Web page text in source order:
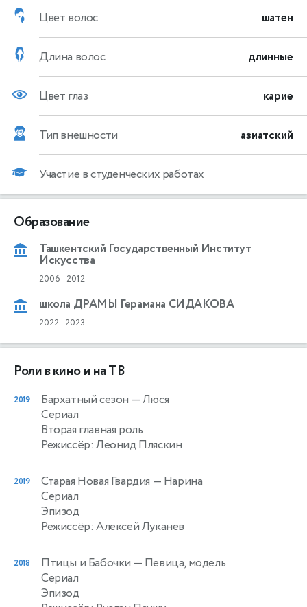
Цвет волос шатен
Длина волос длинные
Цвет глаз карие
Тип внешности азиатский
Участие в студенческих работах
Образование
Ташкентский Государственный Институт
Искусства
2006 - 2012
школа ДРАМЫ Герамана СИДАКОВА
2022- 2023
Роли в кино и на ТВ
2019 Бархатный сезон — Люся
Сериал
Вторая главная роль
Режиссёр: Леонид Пляскин
2019 Старая Новая Гвардия — Нарина
Сериал
Эпизод
Режиссёр: Алексей Луканев
2018 Птицы и Бабочки — Певица, модель
Сериал
Эпизод